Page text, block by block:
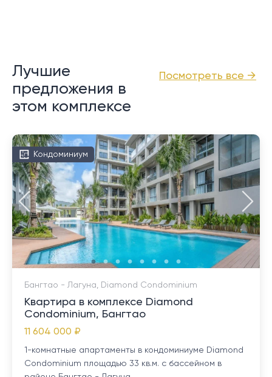
Посмотреть все →
Лучшие
предложения в
этом комплексе
Кондоминиум
Бангтао - Лагуна, Diamond Condominium
Квартира в комплексе Diamond
Condominium, Бангтао
11 604 000 ₽
1-комнатные апартаменты в кондоминиуме Diamond
Condominium площадью 33 кв.м. с бассейном в